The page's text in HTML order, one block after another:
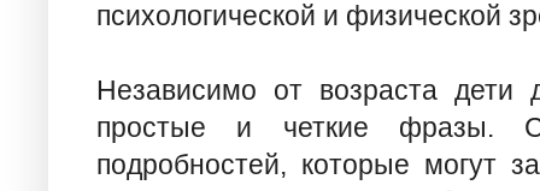
психологической и физической
Независимо от возраста
простые и четкие фразы.
подробностей, которые могут